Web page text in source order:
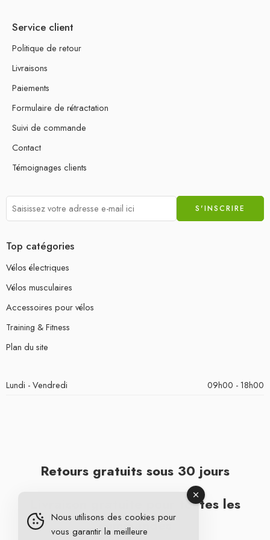
Service client
Politique de retour
Livraisons
Paiements
Formulaire de rétractation
Suivi de commande
Contact
Témoignages clients
Top catégories
Vélos électriques
Vélos musculaires
Accessoires pour vélos
Training & Fitness
Plan du site
Lundi - Vendredi 09h00 - 18h00
Retours gratuits sous 30 jours
Livraison gratuite pour toutes les
commandes
Nous utilisons des cookies pour
vous garantir la meilleure